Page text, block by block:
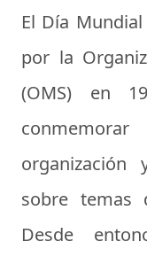
El Día
por la
(OMS) en
organización
sobre temas
Desde